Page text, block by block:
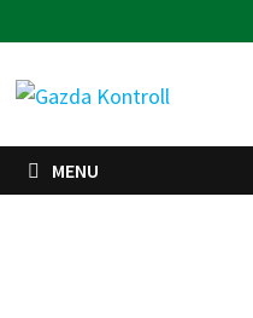
to
content
MENU